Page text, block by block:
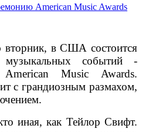
вторник, в США состоится
событий -
Music Awards.
с грандиозным размахом,
иная, как Тейлор Свифт.